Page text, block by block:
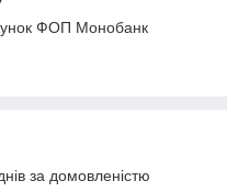
ФОП Монобанк
за домовленістю